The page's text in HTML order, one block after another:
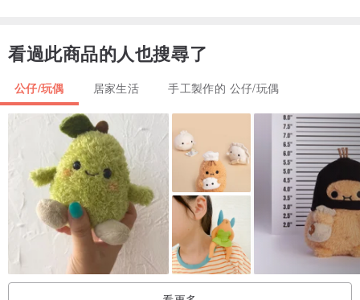
📌 照片要求：
• 包含正面、俯拍、背面、側面視角
• 照片越多越好，有助完整還原毛色花紋
• 可指定姿勢，師傅將依照相片製作
第三步｜告知特徵 🔍
請告知師傅您的寶貝有沒有：
• 特別的花紋或毛色
• 獨特的身體特徵
• 任何與眾不同的位置
看過此商品的人也搜尋了
公仔/玩偶 居家生活 手工製作的 公仔/玩偶